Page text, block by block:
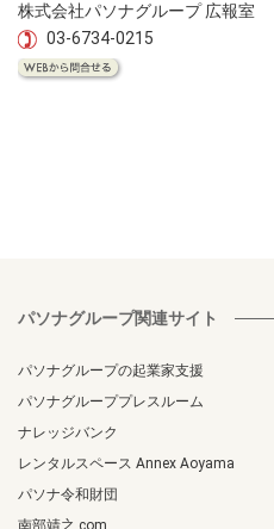
株式会社パソナグループ 広報室
03-6734-0215
パソナグループ関連サイト
パソナグループの起業家支援
パソナグループプレスルーム
ナレッジバンク
レンタルスペース Annex Aoyama
パソナ令和財団
南部靖之.com